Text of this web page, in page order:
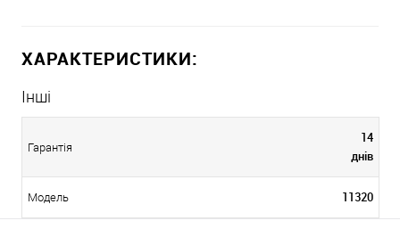
ХАРАКТЕРИСТИКИ:
Інші
Гарантія
14
днів
Модель 11320